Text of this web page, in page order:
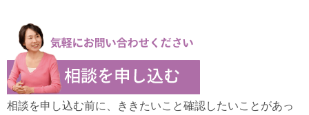
相談を申し込む前に、ききたいこと確認したいことがあっ